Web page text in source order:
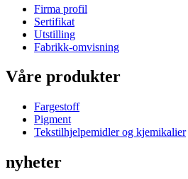
Firma profil
Sertifikat
Utstilling
Fabrikk-omvisning
Våre produkter
Fargestoff
Pigment
Tekstilhjelpemidler og kjemikalier
nyheter